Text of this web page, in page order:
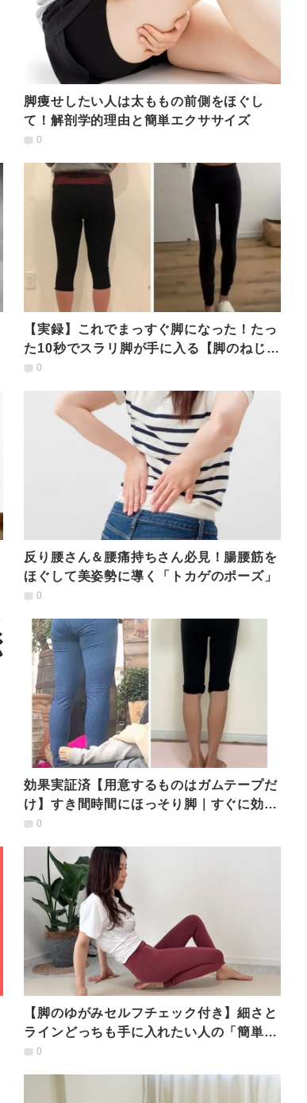
脚痩せしたい人は太ももの前側をほぐし
て！解剖学的理由と簡単エクササイズ
0
【実録】これでまっすぐ脚になった！たっ
た10秒でスラリ脚が手に入る【脚のねじれ
調整エクサ】
0
反り腰さん＆腰痛持ちさん必見！腸腰筋を
ほぐして美姿勢に導く「トカゲのポーズ」
0
効果実証済【用意するものはガムテープだ
け】すき間時間にほっそり脚｜すぐに効果
を感じられる美脚トレ
0
【脚のゆがみセルフチェック付き】細さと
ラインどっちも手に入れたい人の「簡単ほ
ぐし＆ストレッチ」
0